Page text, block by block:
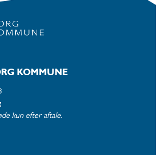
KOMMUNE
kun efter aftale.